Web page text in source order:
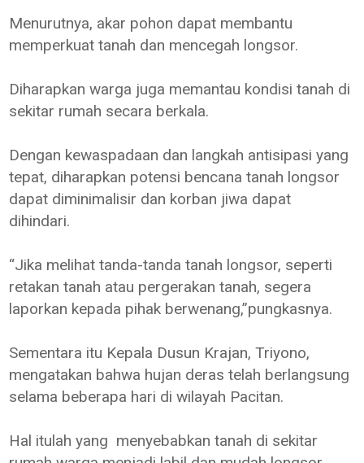
Menurutnya, akar pohon dapat membantu
memperkuat tanah dan mencegah longsor.
Diharapkan warga juga memantau kondisi tanah di
sekitar rumah secara berkala.
Dengan kewaspadaan dan langkah antisipasi yang
tepat, diharapkan potensi bencana tanah longsor
dapat diminimalisir dan korban jiwa dapat
dihindari.
“Jika melihat tanda-tanda tanah longsor, seperti
retakan tanah atau pergerakan tanah, segera
laporkan kepada pihak berwenang,”pungkasnya.
Sementara itu Kepala Dusun Krajan, Triyono,
mengatakan bahwa hujan deras telah berlangsung
selama beberapa hari di wilayah Pacitan.
Hal itulah yang menyebabkan tanah di sekitar